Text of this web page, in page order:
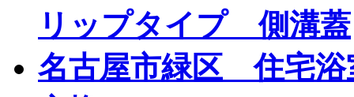
リップタイプ 側溝蓋
名古屋市緑区 住宅